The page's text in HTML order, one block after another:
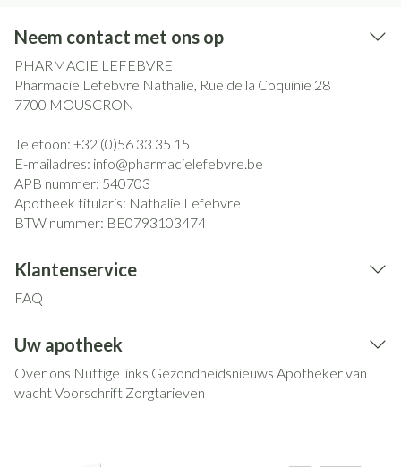
Neem contact met ons op
PHARMACIE LEFEBVRE
Pharmacie Lefebvre Nathalie, Rue de la Coquinie 28
7700 MOUSCRON
Telefoon: +32 (0)56 33 35 15
E-mailadres: info@pharmacielefebvre.be
APB nummer: 540703
Apotheek titularis: Nathalie Lefebvre
BTW nummer: BE0793103474
Klantenservice
FAQ
Uw apotheek
Over ons Nuttige links Gezondheidsnieuws Apotheker van
wachtVoorschrift Zorgtarieven